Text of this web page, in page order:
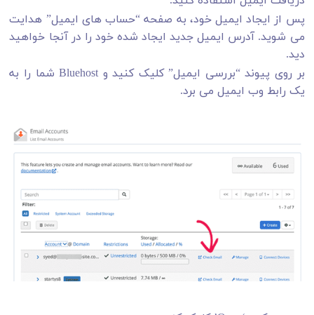
پس از ایجاد ایمیل خود، به صفحه “حساب های ایمیل” هدایت
می شوید. آدرس ایمیل جدید ایجاد شده خود را در آنجا خواهید
دید.
بر روی پیوند “بررسی ایمیل” کلیک کنید و Bluehost شما را به
یک رابط وب ایمیل می برد.